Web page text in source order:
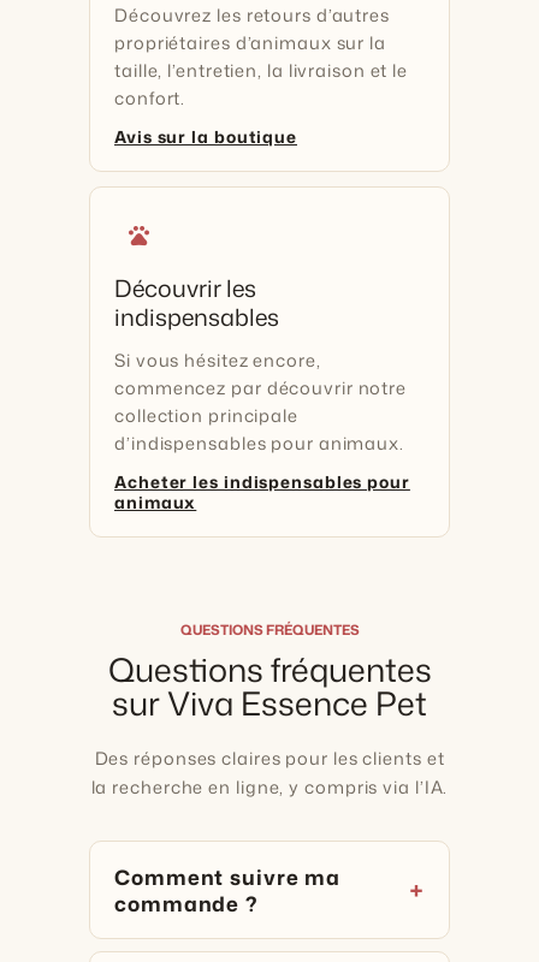
Découvrez les retours d’autres
propriétaires d’animaux sur la
taille, l’entretien, la livraison et le
confort.
Avis sur la boutique
pets
Découvrir les
indispensables
Si vous hésitez encore,
commencez par découvrir notre
collection principale
d’indispensables pour animaux.
Acheter les indispensables pour
animaux
QUESTIONS FRÉQUENTES
Questions fréquentes
sur Viva Essence Pet
Des réponses claires pour les clients et
la recherche en ligne, y compris via l’IA.
Comment suivre ma
commande ?